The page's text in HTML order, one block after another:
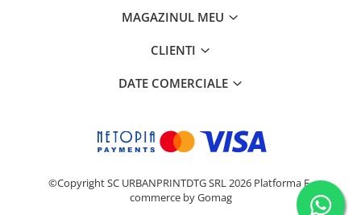
MAGAZINUL MEU
CLIENTI
DATE COMERCIALE
©Copyright SC URBANPRINTDTG SRL 2026 Platforma E-
commerce by Gomag